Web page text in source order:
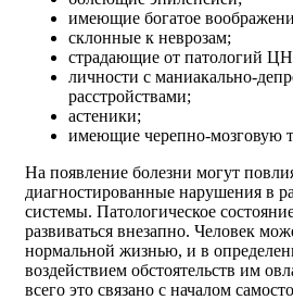
имеющие богатое
склонные к неврозам;
страдающие от патологий
личности с маниакально-
расстройствами;
астеники;
имеющие черепно-мозговую
На появление болезни могут
диагностированные нарушения в
системы. Патологическое
развиваться внезапно. Человек
нормальной жизнью, и в
воздействием обстоятельств им
всего это связано с началом